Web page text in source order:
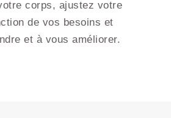
corps, ajustez votre
de vos besoins et
et à vous améliorer.